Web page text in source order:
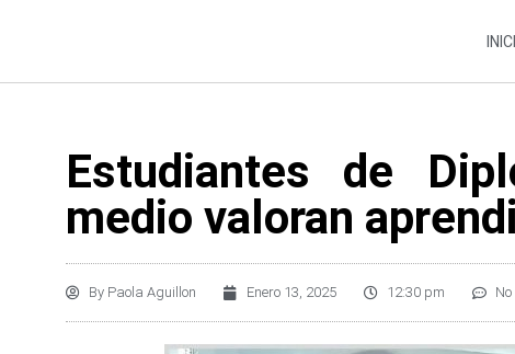
Estudiantes de
medio valoran
By Paola Aguillon Enero 13, 2025 12:30 pm